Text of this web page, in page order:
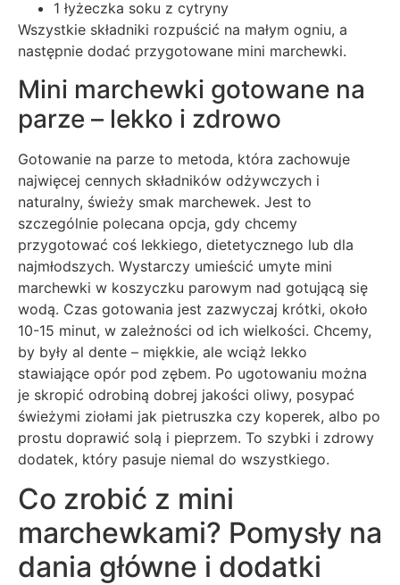
1 łyżeczka soku z cytryny
Wszystkie składniki rozpuścić na małym ogniu, a
następnie dodać przygotowane mini marchewki.
Mini marchewki gotowane na
parze – lekko i zdrowo
Gotowanie na parze to metoda, która zachowuje
najwięcej cennych składników odżywczych i
naturalny, świeży smak marchewek. Jest to
szczególnie polecana opcja, gdy chcemy
przygotować coś lekkiego, dietetycznego lub dla
najmłodszych. Wystarczy umieścić umyte mini
marchewki w koszyczku parowym nad gotującą się
wodą. Czas gotowania jest zazwyczaj krótki, około
10-15 minut, w zależności od ich wielkości. Chcemy,
by były al dente – miękkie, ale wciąż lekko
stawiające opór pod zębem. Po ugotowaniu można
je skropić odrobiną dobrej jakości oliwy, posypać
świeżymi ziołami jak pietruszka czy koperek, albo po
prostu doprawić solą i pieprzem. To szybki i zdrowy
dodatek, który pasuje niemal do wszystkiego.
Co zrobić z mini
marchewkami? Pomysły na
dania główne i dodatki